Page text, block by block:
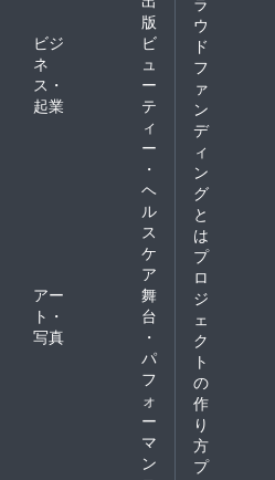
版
ビジ
ネ
ス・
起業
ビ
ュ
ー
テ
ィ
ー
・
ヘ
ル
ス
ケ
ア
アー
ト・
写真
舞
台
・
パ
フ
ォ
ー
マ
ン
ウ
ド
フ
ァ
ン
デ
ィ
ン
グ
と
は
プ
ロ
ジ
ェ
ク
ト
の
作
り
方
プ